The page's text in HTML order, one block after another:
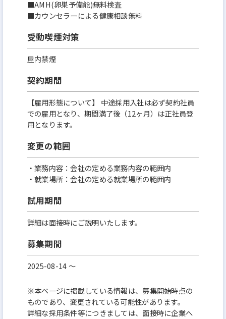
■AMH(卵巣予備能)無料検査
■カウンセラーによる健康相談無料
受動喫煙対策
屋内禁煙
契約期間
【雇用形態について】 中途採用入社は必ず契約社員
での雇用となり、期間満了後（12ヶ月）は正社員登
用となります。
変更の範囲
・業務内容：会社の定める業務内容の範囲内
・就業場所：会社の定める就業場所の範囲内
試用期間
詳細は面接時にご説明いたします。
募集期間
2025-08-14 〜
※本ページに掲載している情報は、募集開始時点の
ものであり、変更されている可能性があります。
詳細な採用条件等につきましては、面接時に企業へ